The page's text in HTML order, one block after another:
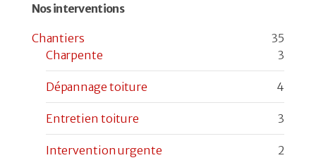
Nos interventions
Chantiers
35
Charpente
3
Dépannage toiture 4
Entretien toiture 3
Intervention urgente 2